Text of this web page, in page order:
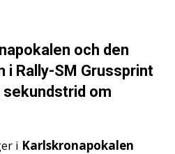
och den
i Rally-SM Grussprint
om
i Karlskronapokalen